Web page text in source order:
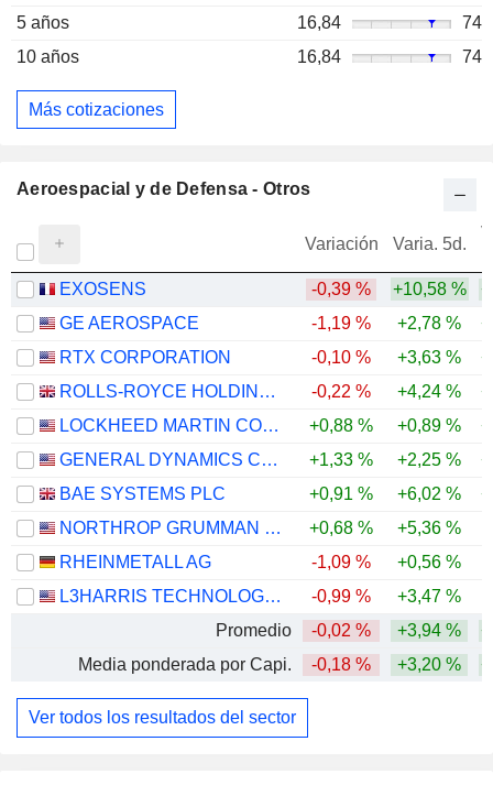
5 años
16,84
74
10 años
16,84 74
Más cotizaciones
Aeroespacial y de Defensa - Otros
Variación Varia. 5d.
EXOSENS -0,39 % +10,58 %
GE AEROSPACE
-1,19 % +2,78 %
RTX CORPORATION
-0,10 % +3,63 %
ROLLS-ROYCE HOLDINGS PLC
-0,22 % +4,24 %
LOCKHEED MARTIN CORPORATION
+0,88 % +0,89 %
GENERAL DYNAMICS CORPORATION
+1,33 % +2,25 %
BAE SYSTEMS PLC
+0,91 % +6,02 %
NORTHROP GRUMMAN CORPORATION
+0,68 % +5,36 %
RHEINMETALL AG
-1,09 % +0,56 %
L3HARRIS TECHNOLOGIES, INC.
-0,99 % +3,47 %
Promedio
-0,02 % +3,94 %
Media ponderada por Capi.
-0,18 % +3,20 %
Ver todos los resultados del sector